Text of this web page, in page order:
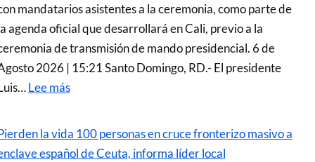
mandatarios asistentes a la ceremonia, como parte de
agenda oficial que desarrollará en Cali, previo a la
de transmisión de mando presidencial. 6 de
2026 | 15:21 Santo Domingo, RD.- El presidente
Lee más
la vida 100 personas en cruce fronterizo masivo a
español de Ceuta, informa líder local